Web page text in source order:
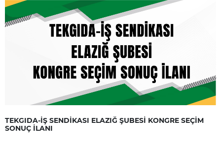
TEKGIDA-İŞ SENDİKASI ELAZIĞ ŞUBESİ KONGRE SEÇİM
SONUÇ İLANI